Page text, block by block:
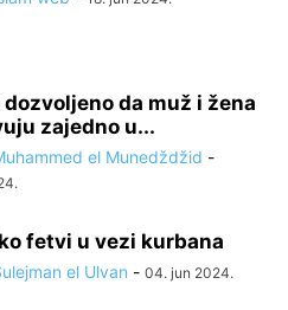
dozvoljeno da muž i žena
zajedno u...
el Munedždžid -
fetvi u vezi kurbana
el Ulvan - 04. jun 2024.